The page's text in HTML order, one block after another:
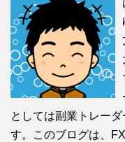
としては副業トレー
す。このブログは、